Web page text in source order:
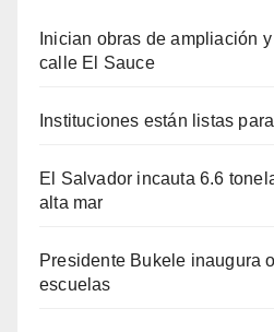
Inician obras de ampliación
calle El Sauce
Instituciones están listas
El Salvador incauta 6.6
alta mar
Presidente Bukele inaugura
escuelas